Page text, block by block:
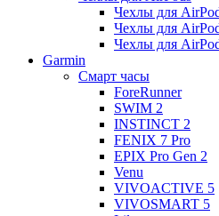
Чехлы для
Чехлы для
Чехлы для
Garmin
Смарт часы
ForeRunner
SWIM 2
INSTINCT 2
FENIX 7 Pro
EPIX Pro Gen 2
Venu
VIVOACTIVE 5
VIVOSMART 5